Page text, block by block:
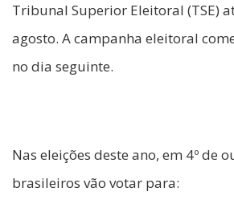
Tribunal Superior Eleitoral (TSE)
agosto. A campanha eleitoral
no dia seguinte.
Nas eleições deste ano, em 4º de
brasileiros vão votar para: